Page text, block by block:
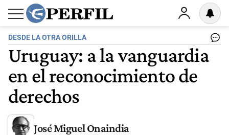
DESDE LA OTRA ORILLA
Uruguay: a la vanguardia
en el reconocimiento de
derechos
José Miguel Onaindia